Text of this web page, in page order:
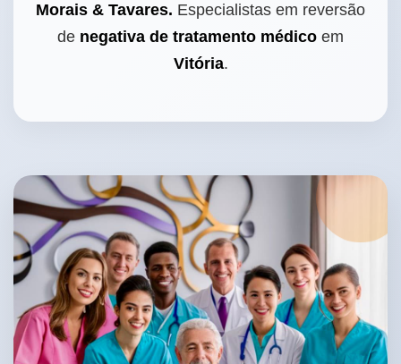
Morais & Tavares. Especialistas em reversão
de negativa de tratamento médico em
Vitória.